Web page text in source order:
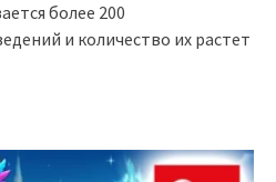
более 200
и количество их растет